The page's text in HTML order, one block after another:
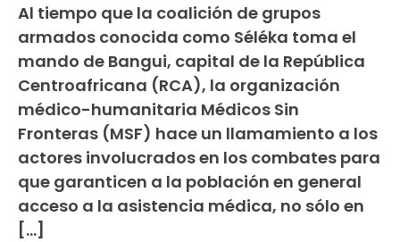
Al tiempo que la coalición de grupos
armados conocida como Séléka toma el
mando de Bangui, capital de la República
Centroafricana (RCA), la organización
médico-humanitaria Médicos Sin
Fronteras (MSF) hace un llamamiento a los
actores involucrados en los combates para
que garanticen a la población en general
acceso a la asistencia médica, no sólo en
[…]